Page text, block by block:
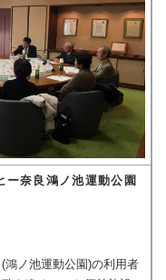
ー奈良鴻ノ池運動公園
ノ池運動公園)の利用者